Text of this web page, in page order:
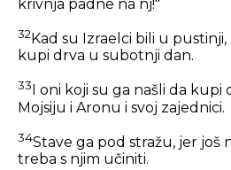
krivnja padne na nj!"
32 Kad su Izraelci bili u
kupi drva u subotnji dan.
33
I oni koji su ga našli da
Mojsiju i Aronu i svoj zajednici.
34Stave ga pod stražu, jer još
treba s njim učiniti.